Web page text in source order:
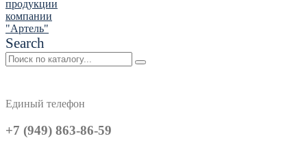
Search
Единый телефон
+7 (949) 863-86-59